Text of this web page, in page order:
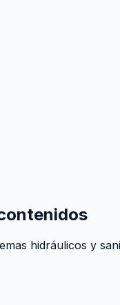
hidráulicos y